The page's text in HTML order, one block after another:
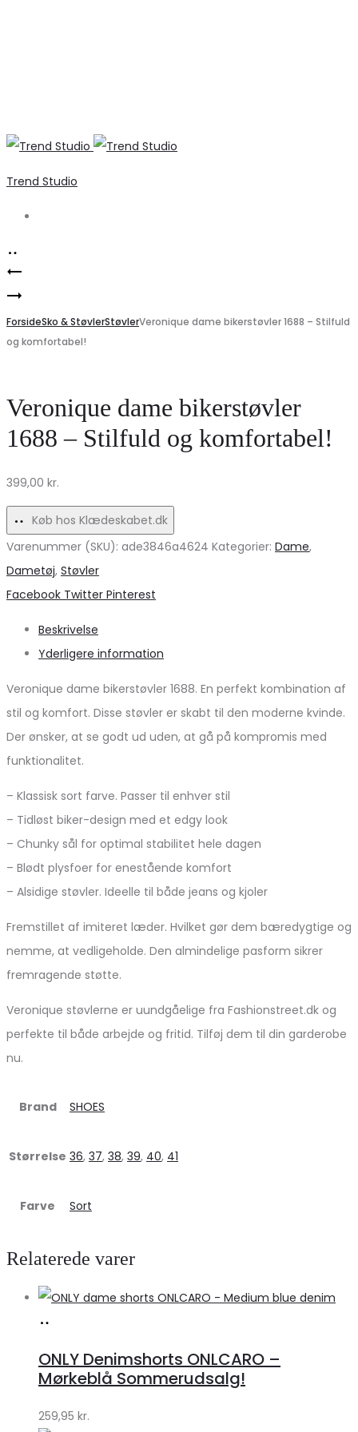
Trend Studio
Product
navigation
blondekjole
fra
Tidløs
skønhed!
Marta
du
Chateau
Leopard
Tilbud!
ForsideSko & StøvlerStøvlerVeronique dame bikerstøvler 1688 – Stilfuld
og komfortabel!
Veronique dame bikerstøvler
1688 – Stilfuld og komfortabel!
399,00 kr.
Køb hos Klædeskabet.dk
Varenummer (SKU): ade3846a4624 Kategorier: Dame,
Dametøj, Støvler
Share
Facebook Twitter Pinterest
Beskrivelse
Yderligere information
Veronique dame bikerstøvler 1688. En perfekt kombination af
stil og komfort. Disse støvler er skabt til den moderne kvinde.
Der ønsker, at se godt ud uden, at gå på kompromis med
funktionalitet.
– Klassisk sort farve. Passer til enhver stil
– Tidløst biker-design med et edgy look
– Chunky sål for optimal stabilitet hele dagen
– Blødt plysfoer for enestående komfort
– Alsidige støvler. Ideelle til både jeans og kjoler
Fremstillet af imiteret læder. Hvilket gør dem bæredygtige og
nemme, at vedligeholde. Den almindelige pasform sikrer
fremragende støtte.
Veronique støvlerne er uundgåelige fra Fashionstreet.dk og
perfekte til både arbejde og fritid. Tilføj dem til din garderobe
nu.
Brand SHOES
Størrelse 36, 37, 38, 39, 40, 41
Farve Sort
Relaterede varer
Klædeskabet.dk
ONLY Denimshorts ONLCARO –
Mørkeblå Sommerudsalg!
259,95 kr.